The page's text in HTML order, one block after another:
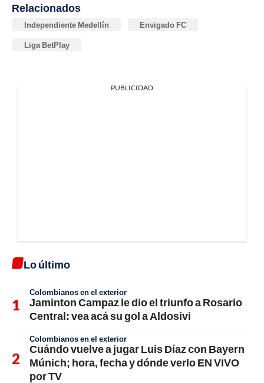
Relacionados
Independiente Medellín Envigado FC
Liga BetPlay
PUBLICIDAD
Lo último
Colombianos en el exterior
Jaminton Campaz le dio el triunfo a Rosario
Central: vea acá su gol a Aldosivi
Colombianos en el exterior
Cuándo vuelve a jugar Luis Díaz con Bayern
Múnich; hora, fecha y dónde verlo EN VIVO
por TV